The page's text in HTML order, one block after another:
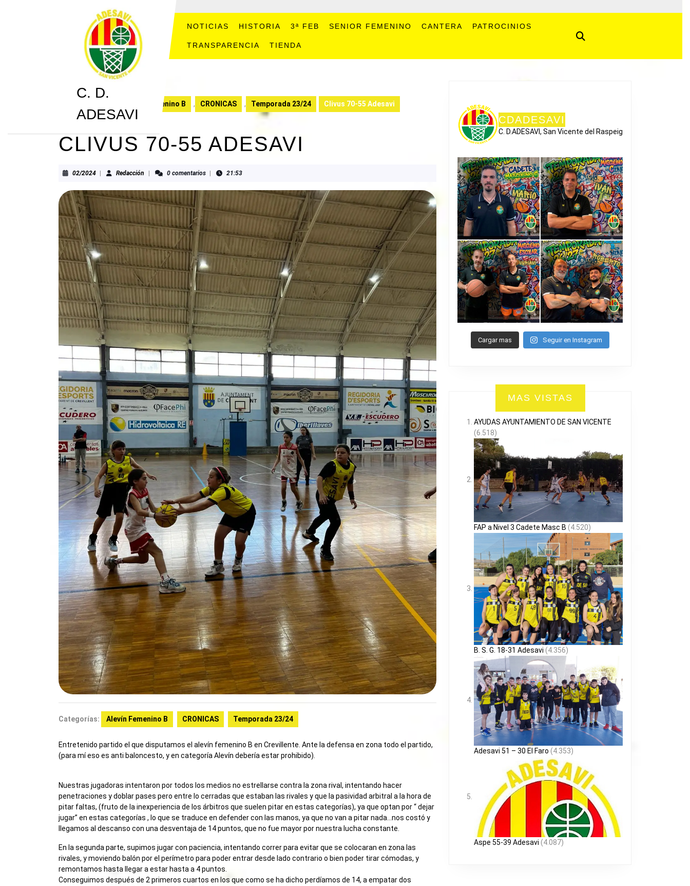
C. D.
ADESAVI
NOTICIAS HISTORIA 3ª FEB SENIOR FEMENINO CANTERA PATROCINIOS
TRANSPARENCIA TIENDA
Alevín Femenino B , CRONICAS , Temporada 23/24 Clivus 70-55 Adesavi
CLIVUS 70-55 ADESAVI
02/202402/2024Redacción Redacción0 comentarios 21:53
Categorías: Alevín Femenino B CRONICAS Temporada 23/24
Entretenido partido el que disputamos el alevín femenino B en Crevillente. Ante la defensa en zona todo el partido,
(para mí eso es anti baloncesto, y en categoría Alevín debería estar prohibido).
Nuestras jugadoras intentaron por todos los medios no estrellarse contra la zona rival, intentando hacer
penetraciones y doblar pases pero entre lo cerradas que estaban las rivales y que la pasividad arbitral a la hora de
pitar faltas, (fruto de la inexperiencia de los árbitros que suelen pitar en estas categorías), ya que optan por “ dejar
jugar” en estas categorías , lo que se traduce en defender con las manos, ya que no van a pitar nada…nos costó y
llegamos al descanso con una desventaja de 14 puntos, que no fue mayor por nuestra lucha constante.
En la segunda parte, supimos jugar con paciencia, intentando correr para evitar que se colocaran en zona las
rivales, y moviendo balón por el perímetro para poder entrar desde lado contrario o bien poder tirar cómodas, y
remontamos hasta llegar a estar hasta a 4 puntos.
Conseguimos después de 2 primeros cuartos en los que como se ha dicho perdíamos de 14, a empatar dos
CDADESAVI
C. D.ADESAVI, San Vicente del Raspeig
Cargar mas Seguir en Instagram
MAS VISTAS
AYUDAS AYUNTAMIENTO DE SAN VICENTE
(6.518)
FAP a Nivel 3 Cadete Masc B (4.520)
B. S. G. 18-31 Adesavi (4.356)
Adesavi 51 – 30 El Faro (4.353)
Aspe 55-39 Adesavi (4.087)